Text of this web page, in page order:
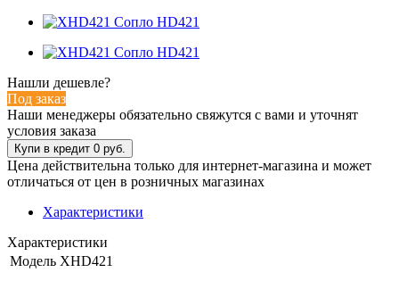
Нашли дешевле?
Под заказ
Наши менеджеры обязательно свяжутся с вами и уточнят
условия заказа
Цена действительна только для интернет-магазина и может
отличаться от цен в розничных магазинах
Характеристики
Характеристики
Модель XHD421